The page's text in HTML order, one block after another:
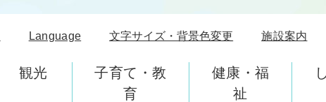
Language 文字サイズ・背景色変更 施設案内
観光
子育て・教
育
健康・福
祉